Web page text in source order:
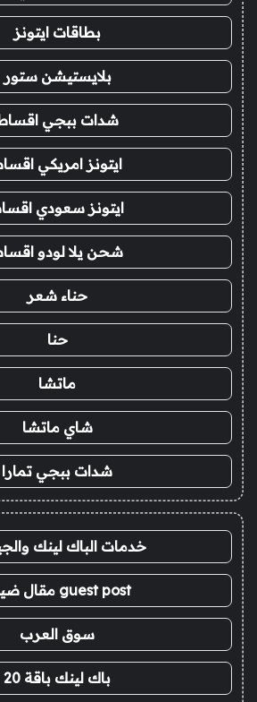
بطاقات ايتونز
بلايستيشن ستور
شدات ببجي
ايتونز امريكي
ايتونز سعودي
شحن يلا لودو
حناء شعر
حنا
ماتشا
شاي ماتشا
شدات ببجي تمارا
خدمات الباك لينك
guest post مقال ضيف
سوق العرب
باك لينك باقة 20